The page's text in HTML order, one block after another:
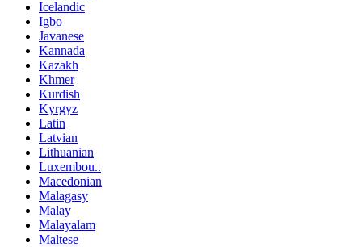
Icelandic
Igbo
Javanese
Kannada
Kazakh
Khmer
Kurdish
Kyrgyz
Latin
Latvian
Lithuanian
Luxembou..
Macedonian
Malagasy
Malay
Malayalam
Maltese